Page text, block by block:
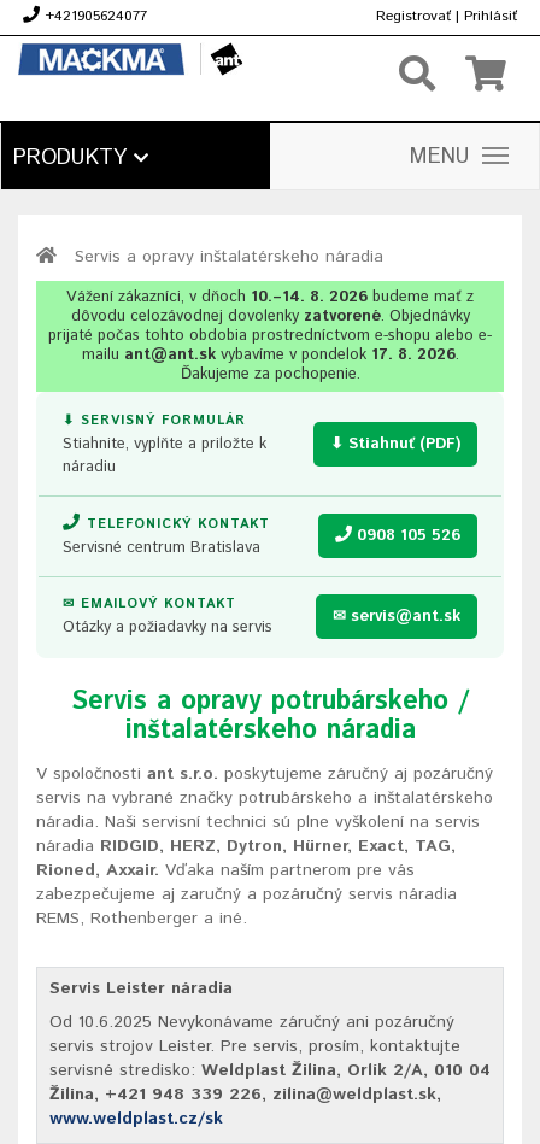
+421905624077 Registrovať | Prihlásiť
PRODUKTY MENU
Servis a opravy inštalatérskeho náradia
Vážení zákazníci, v dňoch 10.–14. 8. 2026 budeme mať z
dôvodu celozávodnej dovolenkyzatvorené. Objednávky
prijaté počas tohto obdobia prostredníctvom e-shopu alebo e-
mailu ant@ant.skvybavíme v pondelok 17. 8. 2026.
Ďakujeme za pochopenie.
⬇ SERVISNÝ FORMULÁR
Stiahnite, vyplňte a priložte k
náradiu
⬇ Stiahnuť (PDF)
TELEFONICKÝ KONTAKT
Servisné centrum Bratislava
0908 105 526
✉ EMAILOVÝ KONTAKT
Otázky a požiadavky na servis ✉ servis@ant.sk
Servis a opravy potrubárskeho /
inštalatérskeho náradia
V spoločnosti ant s.r.o. poskytujeme záručný aj pozáručný
servis na vybrané značky potrubárskeho a inštalatérskeho
náradia. Naši servisní technici sú plne vyškolení na servis
náradia RIDGID, HERZ, Dytron, Hürner, Exact, TAG,
Rioned, Axxair. Vďaka naším partnerom pre vás
zabezpečujeme aj zaručný a pozáručný servis náradia
REMS, Rothenberger a iné.
Servis Leister náradia
Od 10.6.2025 Nevykonávame záručný ani pozáručný
servis strojov Leister. Pre servis, prosím, kontaktujte
servisné stredisko: Weldplast Žilina, Orlík 2/A, 010 04
Žilina, +421 948 339 226, zilina@weldplast.sk,
www.weldplast.cz/sk